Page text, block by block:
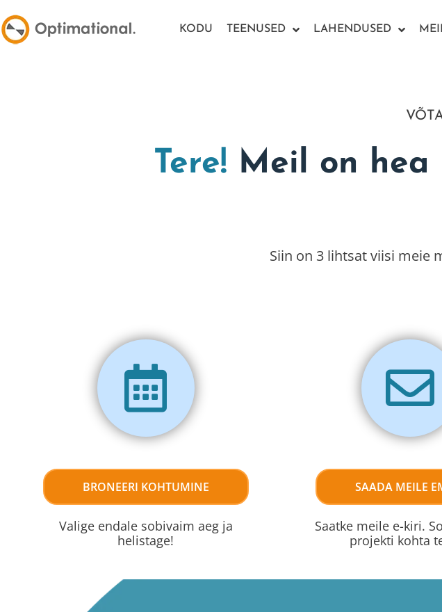
KODU TEENUSED LAHENDUSED
Tere! Meil on hea
Siin on 3 lihtsat viisi meie
BRONEERI KOHTUMINE
Valige endale sobivaim aeg ja
helistage!
SAADA MEILE
Saatke meile e-kiri.
projekti kohta